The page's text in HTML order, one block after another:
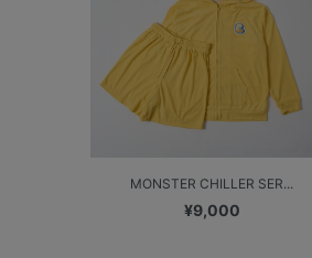
MONSTER CHILLER SER...
¥9,000